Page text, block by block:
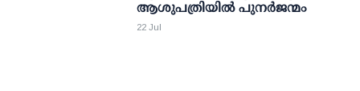
ആശുപത്രിയില്‍ പുനര്‍ജന്മം
22 Jul